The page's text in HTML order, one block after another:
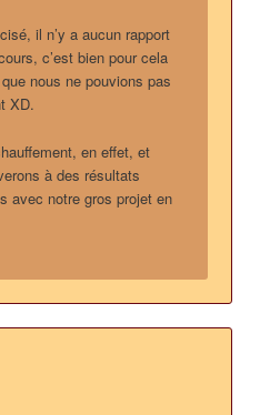
il n’y a aucun rapport
c’est bien pour cela
nous ne pouvions pas
XD.
en effet, et
à des résultats
avec notre gros projet en